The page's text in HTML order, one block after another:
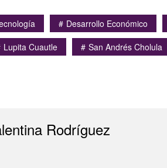
Desarrollo Económico
Lupita Cuautle
San Andrés Cholula
Rodríguez